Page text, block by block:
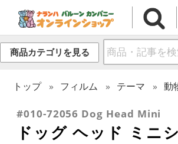
商品カテゴリを見る
トップ フィルム テーマ 動
#010-72056 Dog Head Mini
ドッグ ヘッド ミニ